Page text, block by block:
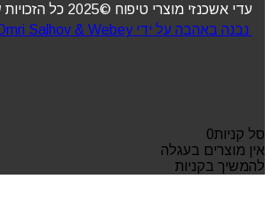
עדי אשכנזי מוצרי טיפוח ©2025 כל הזכויות שמורות
נבנה באהבה על ידי Omri Salhov & Webey
סל קניות0
אין מוצרים בעגלה
להמשיך בקניות